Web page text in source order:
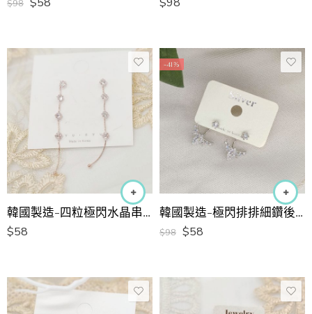
$98
韓國製造-四粒極閃水晶串串長耳環
$58
-41%
韓國製造-極閃排排細鑽後置設計耳環
$98 $58